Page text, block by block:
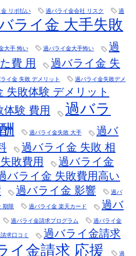
リボ払い 過バライ金会社 リスク 過
ライ金 大手失敗
大手 怖い 過バライ金大手怖い
過
費 用
過バライ金 失
イ金 失敗 デメリット 過バライ金失敗デメ
失敗体験 デメリット
験 費用
過バラ
過バライ金失敗 大手
過バ
過バライ金 失敗 相
敗費用
過バライ金
バライ金 失敗費用高い
過バライ金 影響 過バ
期限 過バライ金 楽天カード
過バ
過バライ金請求プログラム 過バライ金
求口コミ
過バライ金請求
イ金請求 応援 過